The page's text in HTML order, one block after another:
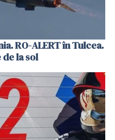
RO-ALERT în Tulcea.
la sol